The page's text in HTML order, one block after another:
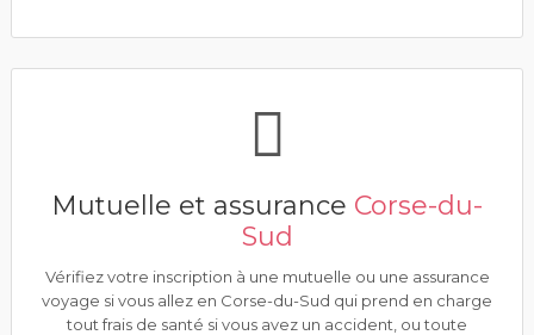
Mutuelle et assurance Corse-du-
Sud
Vérifiez votre inscription à une mutuelle ou une assurance
voyage si vous allez en Corse-du-Sud qui prend en charge
tout frais de santé si vous avez un accident, ou toute